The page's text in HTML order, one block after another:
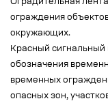
Оградительная
ограждения
окружающих.
Красный сигнальный
обозначения
временных
опасных зон,